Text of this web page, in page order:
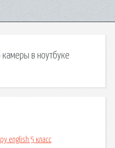
в ноутбуке
english 5 класс